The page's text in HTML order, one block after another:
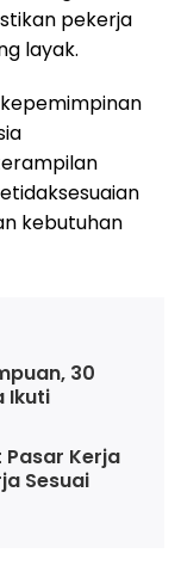
pekerja
layak.
kebutuhan
30
Ikuti
Pasar Kerja
Sesuai